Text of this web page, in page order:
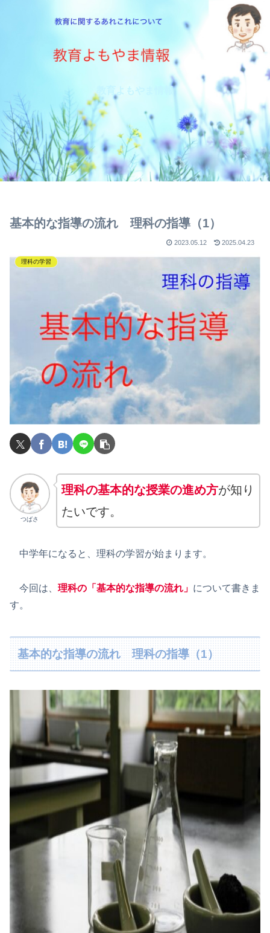
教育よもやま情報
基本的な指導の流れ 理科の指導（1）
2023.05.12 2025.04.23
理科の学習
つばさ
理科の基本的な授業の進め方が知り
たいです。
中学年になると、理科の学習が始まります。
今回は、 理科の「基本的な指導の流れ」 について書きま
す。
基本的な指導の流れ 理科の指導（1）